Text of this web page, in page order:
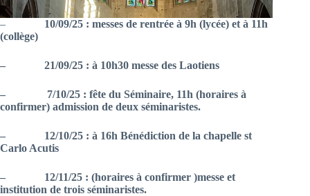
– 10/09/25 : messes de rentrée à 9h (lycée) et à 11h
(collège)
– 21/09/25 : à 10h30 messe des Laotiens
– 7/10/25 : fête du Séminaire, 11h (horaires à
confirmer) admission de deux séminaristes.
– 12/10/25 : à 16h Bénédiction de la chapelle st
Carlo Acutis
– 12/11/25 : (horaires à confirmer )messe et
institution de trois séminaristes.